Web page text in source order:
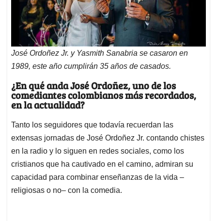
José Ordoñez Jr. y Yasmith Sanabria se casaron en
1989, este año cumplirán 35 años de casados.
¿En qué anda José Ordoñez, uno de los
comediantes colombianos más recordados,
en la actualidad?
Tanto los seguidores que todavía recuerdan las
extensas jornadas de José Ordoñez Jr. contando chistes
en la radio y lo siguen en redes sociales, como los
cristianos que ha cautivado en el camino, admiran su
capacidad para combinar enseñanzas de la vida –
religiosas o no– con la comedia.